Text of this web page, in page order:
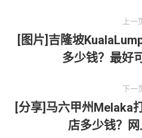
章
上一
上
一
[图片]吉隆坡
多少钱？最好
下一
下
一
[分享]马六甲州Melaka
店多少钱？